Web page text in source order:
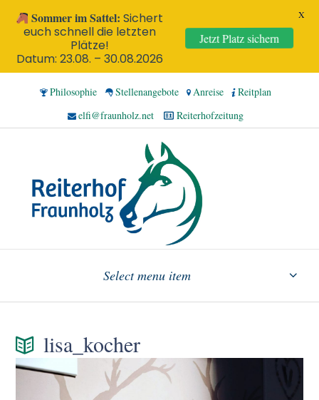
Philosophie Stellenangebote Anreise
Reitplan
elfi@fraunholz.net
Reiterhofzeitung
Select menu item
lisa_kocher
Sommer im Sattel:Sichert
euch schnell die letzten
Plätze!
Datum: 23.08. – 30.08.2026
Jetzt Platz sichern
X